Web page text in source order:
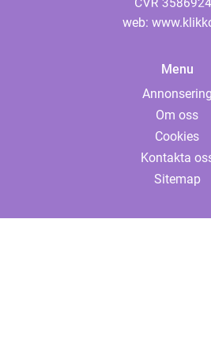
web:
Menu
Annonsering
Om oss
Cookies
Kontakta
Sitemap